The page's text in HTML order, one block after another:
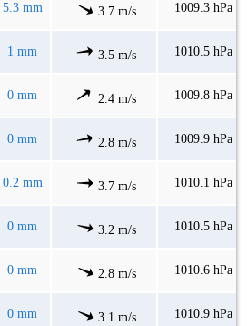
5.3 mm 3.7 m/s 1009.3 hPa
1 mm 3.5 m/s 1010.5 hPa
0 mm 2.4 m/s 1009.8 hPa
0 mm 2.8 m/s 1009.9 hPa
0.2 mm 3.7 m/s 1010.1 hPa
0 mm 3.2 m/s 1010.5 hPa
0 mm 2.8 m/s 1010.6 hPa
0 mm 3.1 m/s 1010.9 hPa